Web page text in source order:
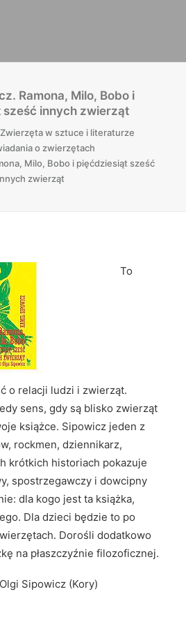
Ramona, Milo, Bobo i
sześć innych zwierząt
Zwierzęta w sztuce i literaturze
o zwierzętach
Milo, Bobo i pięćdziesiąt sześć
zwierząt
To
o relacji ludzi i zwierząt.
sens, gdy są blisko zwierząt
książce. Sipowicz jeden z
rockmen, dziennikarz,
krótkich historiach pokazuje
spostrzegawczy i dowcipny
dla kogo jest ta książka,
Dla dzieci będzie to po
Dorośli dodatkowo
na płaszczyźnie filozoficznej.
Sipowicz (Kory)